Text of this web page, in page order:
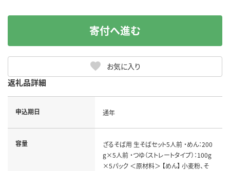
お気に入り
寄付へ進む
返礼品詳細
申込期日 通年
容量
ざるそば用 生そばセット5人前 ・めん：200
g×5人前 ・つゆ（ストレートタイプ）：100g
×5パック ＜原材料＞ 【めん】 小麦粉、そ